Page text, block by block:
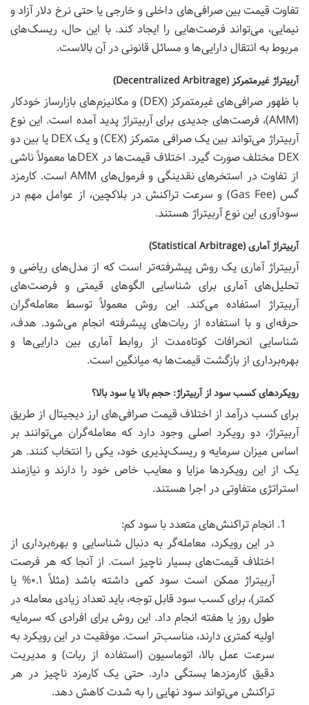
تفاوت قیمت بین صرافی‌های داخلی و خارجی یا حتی نرخ دلار آزاد و
نیمایی، می‌تواند فرصت‌هایی را ایجاد کند. با این حال، ریسک‌های
مربوط به انتقال دارایی‌ها و مسائل قانونی در آن بالاست.
آربیتراژ غیرمتمرکز (Decentralized Arbitrage)
با ظهور صرافی‌های غیرمتمرکز (DEX) و مکانیزم‌های بازارساز خودکار
(AMM)، فرصت‌های جدیدی برای آربیتراژ پدید آمده است. این نوع
آربیتراژ می‌تواند بین یک صرافی متمرکز (CEX) و یک DEX یا بین دو
DEX مختلف صورت گیرد. اختلاف قیمت‌ها در DEXها معمولاً ناشی
از تفاوت در استخرهای نقدینگی و فرمول‌های AMM است. کارمزد
گس (Gas Fee) و سرعت تراکنش در بلاکچین، از عوامل مهم در
سودآوری این نوع آربیتراژ هستند.
آربیتراژ آماری (Statistical Arbitrage)
آربیتراژ آماری یک روش پیشرفته‌تر است که از مدل‌های ریاضی و
تحلیل‌های آماری برای شناسایی الگوهای قیمتی و فرصت‌های
آربیتراژ استفاده می‌کند. این روش معمولاً توسط معامله‌گران
حرفه‌ای و با استفاده از ربات‌های پیشرفته انجام می‌شود. هدف،
شناسایی انحرافات کوتاه‌مدت از روابط آماری بین دارایی‌ها و
بهره‌برداری از بازگشت قیمت‌ها به میانگین است.
رویکردهای کسب سود از آربیتراژ: حجم بالا یا سود بالا؟
برای کسب درآمد از اختلاف قیمت صرافی‌های ارز دیجیتال از طریق
آربیتراژ، دو رویکرد اصلی وجود دارد که معامله‌گران می‌توانند بر
اساس میزان سرمایه و ریسک‌پذیری خود، یکی را انتخاب کنند. هر
یک از این رویکردها مزایا و معایب خاص خود را دارند و نیازمند
استراتژی متفاوتی در اجرا هستند.
انجام تراکنش‌های متعدد با سود کم:
در این رویکرد، معامله‌گر به دنبال شناسایی و بهره‌برداری از
اختلاف قیمت‌های بسیار ناچیز است. از آنجا که هر فرصت
آربیتراژ ممکن است سود کمی داشته باشد (مثلاً ۰.۱% یا
کمتر)، برای کسب سود قابل توجه، باید تعداد زیادی معامله در
طول روز یا هفته انجام داد. این روش برای افرادی که سرمایه
اولیه کمتری دارند، مناسب‌تر است. موفقیت در این رویکرد به
سرعت عمل بالا، اتوماسیون (استفاده از ربات) و مدیریت
دقیق کارمزدها بستگی دارد. حتی یک کارمزد ناچیز در هر
تراکنش می‌تواند سود نهایی را به شدت کاهش دهد.